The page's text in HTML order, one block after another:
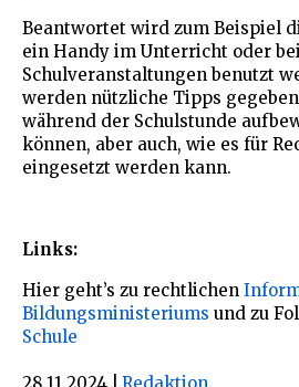
Beantwortet wird zum Beispiel
ein Handy im Unterricht oder
Schulveranstaltungen benutzt
werden nützliche Tipps
während der Schulstunde
können, aber auch, wie es für
eingesetzt werden kann.
Links:
Hier geht’s zu rechtlichen
Bildungsministeriums und zu
Schule